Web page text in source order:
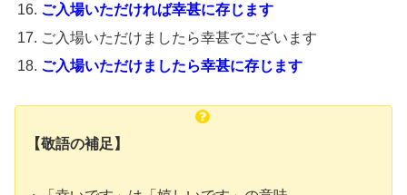
ご入場いただければ幸甚に存じます
ご入場いただけましたら幸甚でございます
ご入場いただけましたら幸甚に存じます
【敬語の補足】